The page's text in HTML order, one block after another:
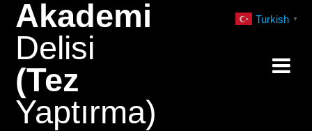
Akademi
Delisi
(Tez
Yaptırma)
Turkish ▼